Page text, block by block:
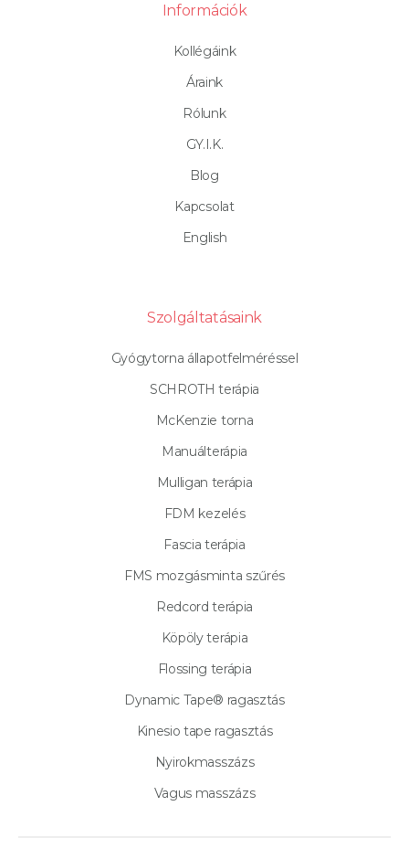
Információk
Kollégáink
Áraink
Rólunk
GY.I.K.
Blog
Kapcsolat
English
Szolgáltatásaink
Gyógytorna állapotfelméréssel
SCHROTH terápia
McKenzie torna
Manuálterápia
Mulligan terápia
FDM kezelés
Fascia terápia
FMS mozgásminta szűrés
Redcord terápia
Köpöly terápia
Flossing terápia
Dynamic Tape® ragasztás
Kinesio tape ragasztás
Nyirokmasszázs
Vagus masszázs